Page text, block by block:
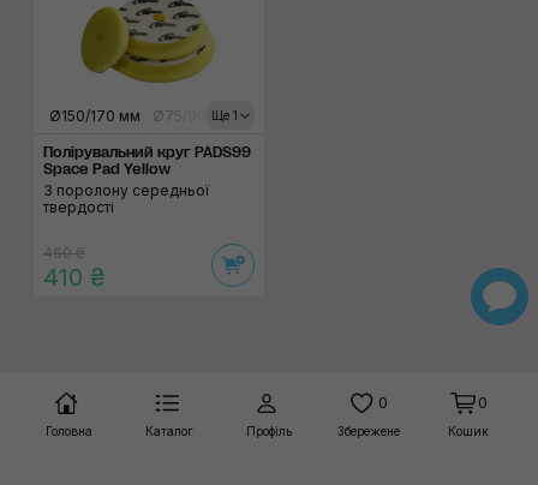
Ще 1
Ø150/170 мм Ø75/90 мм Ø125/140 мм
Полірувальний круг PADS99
Space Pad Yellow
З поролону середньої
твердості
460 ₴
410 ₴
Головна Каталог Профіль
0
Збережене
0
Кошик